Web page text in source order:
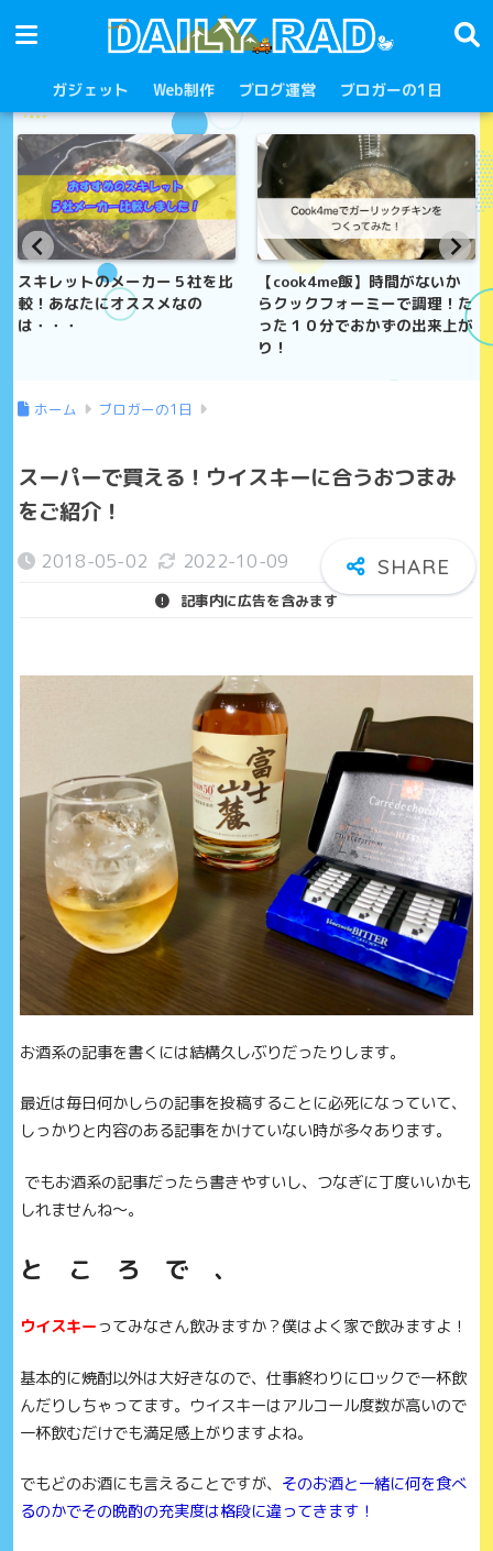
ガジェット Web制作 ブログ運営 ブロガーの1日
【cook4me飯】時間がないか
らクックフォーミーで調理！た
った１０分でおかずの出来上が
新人ブロガーのバッグの中身!
これを持ってカフェでブログ！
ホーム ブロガーの1日
スーパーで買える！ウイスキーに合うおつまみ
をご紹介！
2018-05-02 2022-10-09
記事内に広告を含みます
お酒系の記事を書くには結構久しぶりだったりします。
最近は毎日何かしらの記事を投稿することに必死になっていて、
しっかりと内容のある記事をかけていない時が多々あります。
でもお酒系の記事だったら書きやすいし、つなぎに丁度いいかも
しれませんね～。
と こ ろ で 、
ウイスキーってみなさん飲みますか？僕はよく家で飲みますよ！
基本的に焼酎以外は大好きなので、仕事終わりにロックで一杯飲
んだりしちゃってます。ウイスキーはアルコール度数が高いので
一杯飲むだけでも満足感上がりますよね。
でもどのお酒にも言えることですが、 そのお酒と一緒に何を食べ
るのかでその晩酌の充実度は格段に違ってきます！